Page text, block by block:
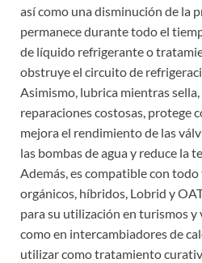
así como una disminución de la
permanece durante todo el
de líquido refrigerante o
obstruye el circuito de
Asimismo, lubrica mientras
reparaciones costosas, protege
mejora el rendimiento de las
las bombas de agua y reduce la
Además, es compatible con
orgánicos, híbridos, Lobrid y
para su utilización en turismos y
como en intercambiadores de
utilizar como tratamiento